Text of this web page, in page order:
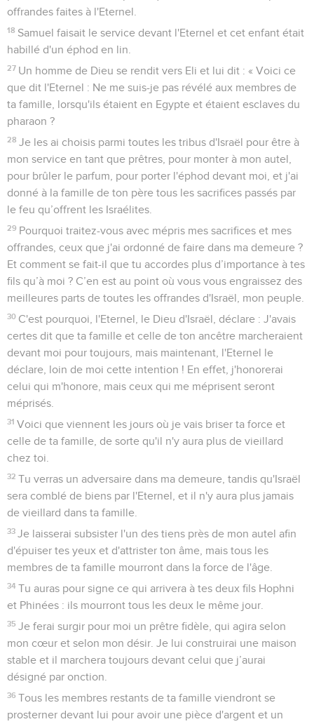
offrandes faites à l'Eternel.
18 Samuel faisait le service devant l'Eternel et cet enfant était
habillé d'un éphod en lin.
27 Un homme de Dieu se rendit vers Eli et lui dit : « Voici ce
que dit l'Eternel : Ne me suis-je pas révélé aux membres de
ta famille, lorsqu'ils étaient en Egypte et étaient esclaves du
pharaon ?
28 Je les ai choisis parmi toutes les tribus d'Israël pour être à
mon service en tant que prêtres, pour monter à mon autel,
pour brûler le parfum, pour porter l'éphod devant moi, et j'ai
donné à la famille de ton père tous les sacrifices passés par
le feu qu’offrent les Israélites.
29 Pourquoi traitez-vous avec mépris mes sacrifices et mes
offrandes, ceux que j'ai ordonné de faire dans ma demeure ?
Et comment se fait-il que tu accordes plus d’importance à tes
fils qu’à moi ? C’en est au point où vous vous engraissez des
meilleures parts de toutes les offrandes d'Israël, mon peuple.
30 C'est pourquoi, l'Eternel, le Dieu d'Israël, déclare : J'avais
certes dit que ta famille et celle de ton ancêtre marcheraient
devant moi pour toujours, mais maintenant, l'Eternel le
déclare, loin de moi cette intention ! En effet, j'honorerai
celui qui m'honore, mais ceux qui me méprisent seront
méprisés.
31 Voici que viennent les jours où je vais briser ta force et
celle de ta famille, de sorte qu'il n'y aura plus de vieillard
chez toi.
32 Tu verras un adversaire dans ma demeure, tandis qu'Israël
sera comblé de biens par l'Eternel, et il n'y aura plus jamais
de vieillard dans ta famille.
33 Je laisserai subsister l'un des tiens près de mon autel afin
d'épuiser tes yeux et d'attrister ton âme, mais tous les
membres de ta famille mourront dans la force de l'âge.
34 Tu auras pour signe ce qui arrivera à tes deux fils Hophni
et Phinées : ils mourront tous les deux le même jour.
35 Je ferai surgir pour moi un prêtre fidèle, qui agira selon
mon cœur et selon mon désir. Je lui construirai une maison
stable et il marchera toujours devant celui que j’aurai
désigné par onction.
36 Tous les membres restants de ta famille viendront se
prosterner devant lui pour avoir une pièce d'argent et un